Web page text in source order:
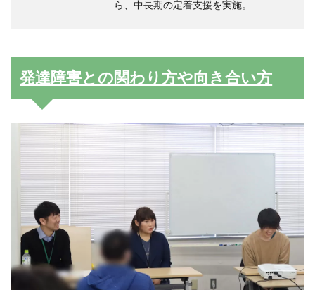
ら、中長期の定着支援を実施。
発達障害との関わり方や向き合い方